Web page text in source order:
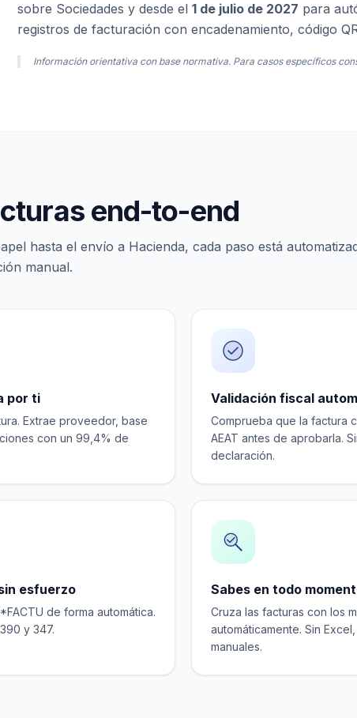
sobre Sociedades y desde el 1 de julio de 2027 para
registros de facturación con encadenamiento, código
Información orientativa con base normativa. Para casos específicos
end-to-end
hasta el envío a Hacienda, cada paso está
manual.
por ti
Extrae proveedor, base
con un 99,4% de
Validación fiscal
Comprueba que la factura
AEAT antes de aprobarla.
declaración.
esfuerzo
de forma automática.
y 347.
Sabes en todo
Cruza las facturas con los
automáticamente. Sin
manuales.